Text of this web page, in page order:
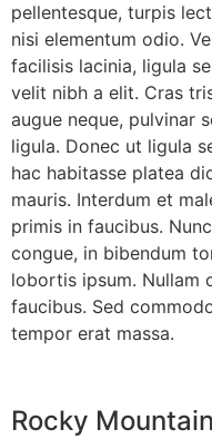
pellentesque, turpis
nisi elementum odio.
facilisis lacinia, ligula
velit nibh a elit. Cras
augue neque, pulvinar
ligula. Donec ut ligula
hac habitasse platea
mauris. Interdum et
primis in faucibus.
congue, in bibendum
lobortis ipsum. Nullam
faucibus. Sed
tempor erat massa.
Rocky